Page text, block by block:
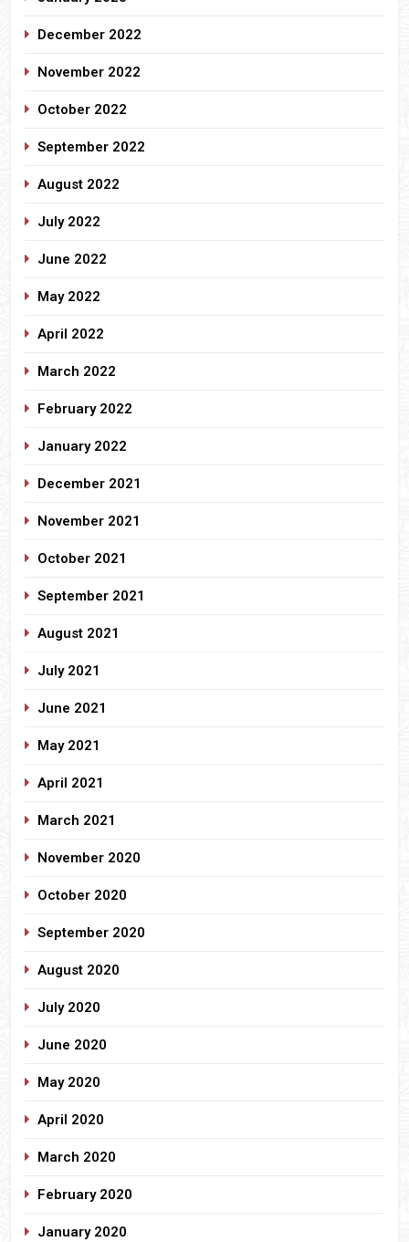
December 2022
November 2022
October 2022
September 2022
August 2022
July 2022
June 2022
May 2022
April 2022
March 2022
February 2022
January 2022
December 2021
November 2021
October 2021
September 2021
August 2021
July 2021
June 2021
May 2021
April 2021
March 2021
November 2020
October 2020
September 2020
August 2020
July 2020
June 2020
May 2020
April 2020
March 2020
February 2020
January 2020